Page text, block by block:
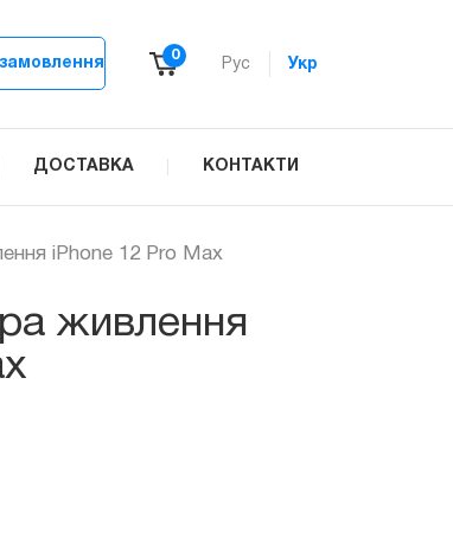
0
Рус Укр
ДОСТАВКА КОНТАКТИ
iPhone 12 Pro Max
живлення